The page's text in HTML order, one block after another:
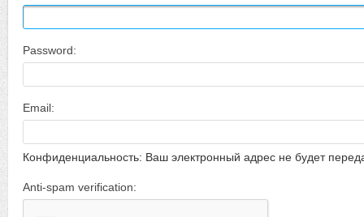
Password:
Email:
Конфиденциальность: Ваш электронный адрес не будет
Anti-spam verification: